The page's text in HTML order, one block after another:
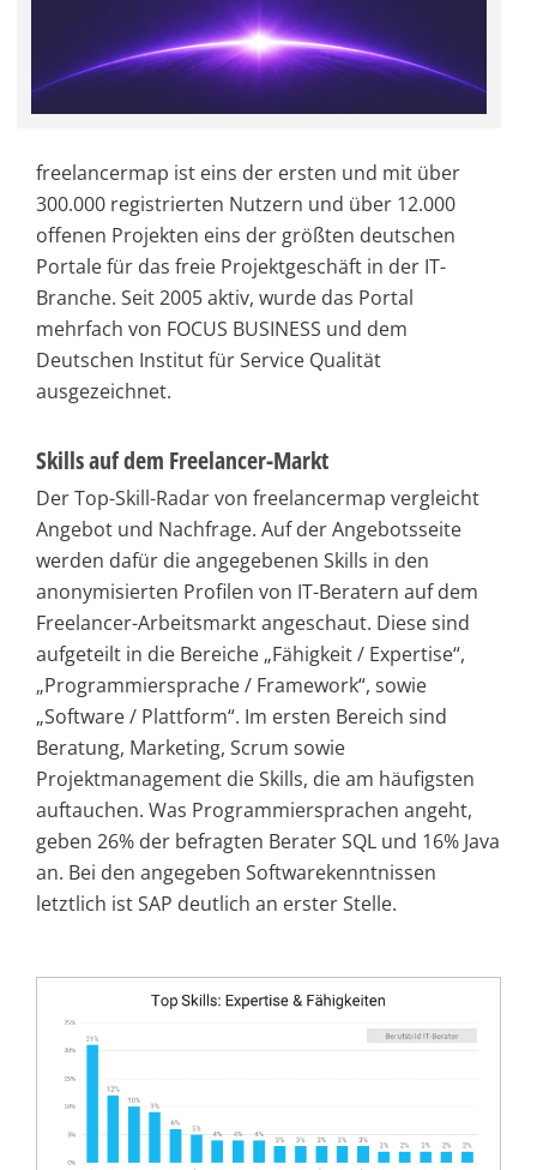
freelancermap ist eins der ersten und mit über
300.000 registrierten Nutzern und über 12.000
offenen Projekten eins der größten deutschen
Portale für das freie Projektgeschäft in der IT-
Branche. Seit 2005 aktiv, wurde das Portal
mehrfach von FOCUS BUSINESS und dem
Deutschen Institut für Service Qualität
ausgezeichnet.
Skills auf dem Freelancer-Markt
Der Top-Skill-Radar von freelancermap vergleicht
Angebot und Nachfrage. Auf der Angebotsseite
werden dafür die angegebenen Skills in den
anonymisierten Profilen von IT-Beratern auf dem
Freelancer-Arbeitsmarkt angeschaut. Diese sind
aufgeteilt in die Bereiche „Fähigkeit / Expertise“,
„Programmiersprache / Framework“, sowie
„Software / Plattform“. Im ersten Bereich sind
Beratung, Marketing, Scrum sowie
Projektmanagement die Skills, die am häufigsten
auftauchen. Was Programmiersprachen angeht,
geben 26% der befragten Berater SQL und 16% Java
an. Bei den angegeben Softwarekenntnissen
letztlich ist SAP deutlich an erster Stelle.